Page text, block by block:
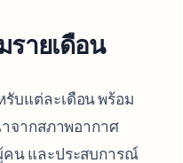
รายเดือน
บแต่ละเดือน พร้อม
จากสภาพอากาศ
น และประสบการณ์